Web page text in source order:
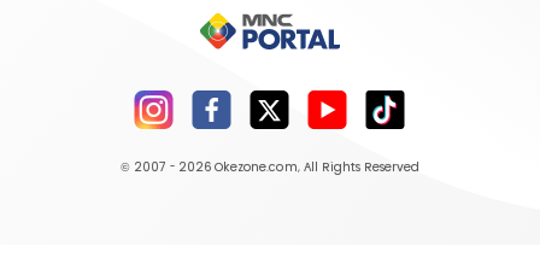
© 2007 - 2026 Okezone.com, All Rights Reserved